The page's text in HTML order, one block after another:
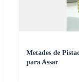
Metades de
para Assar